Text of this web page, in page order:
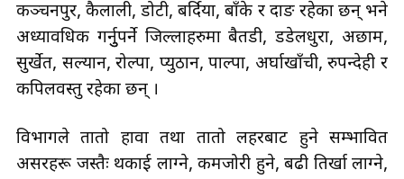
कञ्चनपुर, कैलाली, डोटी, बर्दिया, बाँके र दाङ रहेका छन् भने
अध्यावधिक गर्नुुपर्ने जिल्लाहरुमा बैतडी, डडेलधुरा, अछाम,
सुर्खेत, सल्यान, रोल्पा, प्युठान, पाल्पा, अर्घाखाँची, रुपन्देही र
कपिलवस्तु रहेका छन् ।
विभागले तातो हावा तथा तातो लहरबाट हुने सम्भावित
असरहरू जस्तैः थकाई लाग्ने, कमजोरी हुने, बढी तिर्खा लाग्ने,